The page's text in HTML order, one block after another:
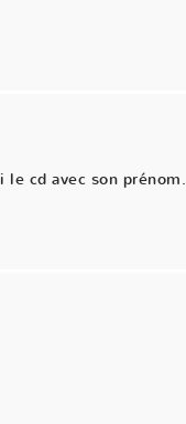
cd avec son prénom.